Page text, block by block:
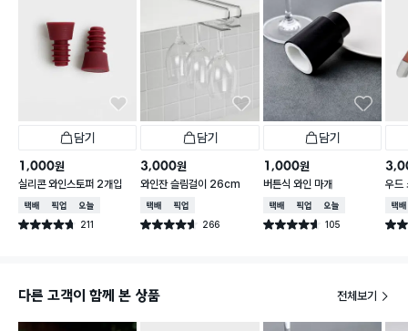
담기
1,000원
실리콘 와인스토퍼 2개입
택배배송매장픽업오늘배송
별점 4.7점 211
건 작성
담기
3,000원
와인잔 슬림걸이 26cm
택배배송매장픽업
별점 4.6점 266
건 작성
담기
1,000원
버튼식 와인 마개
택배배송매장픽업오늘배송
별점 4.6점 105
건 작성
우드
택배
별점
다른 고객이 함께 본 상품 전체보기